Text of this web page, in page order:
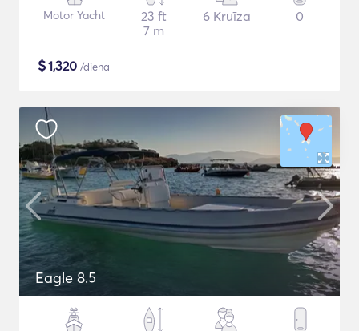
Motor Yacht
23 ft
7 m
6 Kruīza 0
$1,320 /diena
Eagle 8.5